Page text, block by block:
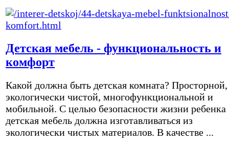
Детская мебель - функциональность и
комфорт
Какой должна быть детская комната? Просторной,
экологически чистой, многофункциональной и
мобильной. С целью безопасности жизни ребенка
детская мебель должна изготавливаться из
экологически чистых материалов. В качестве ...